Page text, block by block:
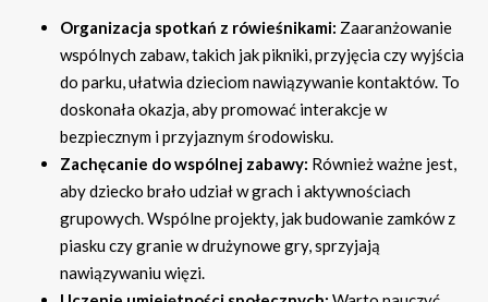
Organizacja spotkań z rówieśnikami: Zaaranżowanie
wspólnych zabaw, takich jak pikniki, przyjęcia czy wyjścia
do parku, ułatwia dzieciom nawiązywanie kontaktów. To
doskonała okazja, aby promować interakcje w
bezpiecznym i przyjaznym środowisku.
Zachęcanie do wspólnej zabawy: Również ważne jest,
aby dziecko brało udział w grach i aktywnościach
grupowych. Wspólne projekty, jak budowanie zamków z
piasku czy granie w drużynowe gry, sprzyjają
nawiązywaniu więzi.